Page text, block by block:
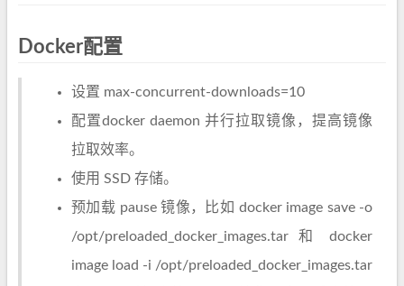
Docker配置
设置 max-concurrent-downloads=10
配置docker daemon 并行拉取镜像，提高镜像
拉取效率。
使用 SSD 存储。
预加载 pause 镜像，比如 docker image save -o
/opt/preloaded_docker_images.tar 和 docker
image load -i /opt/preloaded_docker_images.tar